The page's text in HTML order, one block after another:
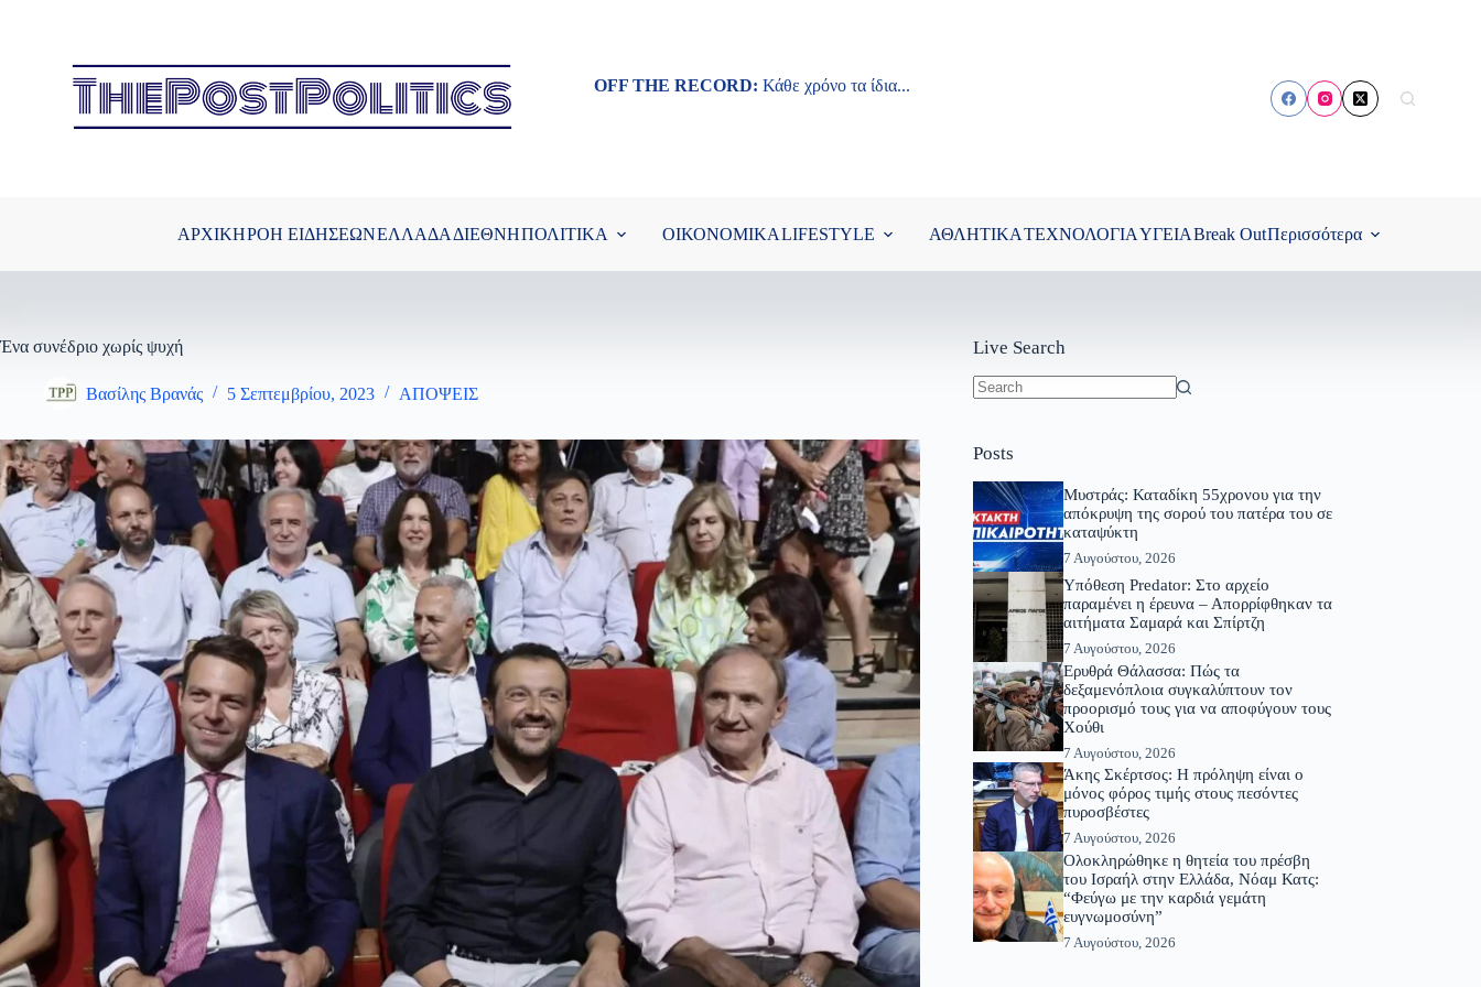
OFF THE RECORD: Κάθε χρόνο τα ίδια...
ΑΡΧΙΚΗΡΟΗ ΕΙΔΗΣΕΩΝΕΛΛΑΔΑ ΔΙΕΘΝΗΠΟΛΙΤΙΚΑ ΟΙΚΟΝΟΜΙΚΑLIFESTYLE ΑΘΛΗΤΙΚΑΤΕΧΝΟΛΟΓΙΑΥΓΕΙΑBreak OutΠερισσότερα
Ένα συνέδριο χωρίς ψυχή
Βασίλης Βρανάς 5 Σεπτεμβρίου, 2023 ΑΠΟΨΕΙΣ
Live Search
Posts
Μυστράς: Καταδίκη 55χρονου για την
απόκρυψη της σορού του πατέρα του σε
καταψύκτη
7 Αυγούστου, 2026
Υπόθεση Predator: Στο αρχείο
παραμένει η έρευνα – Απορρίφθηκαν τα
αιτήματα Σαμαρά και Σπίρτζη
7 Αυγούστου, 2026
Ερυθρά Θάλασσα: Πώς τα
δεξαμενόπλοια συγκαλύπτουν τον
προορισμό τους για να αποφύγουν τους
Χούθι
7 Αυγούστου, 2026
Άκης Σκέρτσος: Η πρόληψη είναι ο
μόνος φόρος τιμής στους πεσόντες
πυροσβέστες
7 Αυγούστου, 2026
Ολοκληρώθηκε η θητεία του πρέσβη
του Ισραήλ στην Ελλάδα, Νόαμ Κατς:
“Φεύγω με την καρδιά γεμάτη
ευγνωμοσύνη”
7 Αυγούστου, 2026